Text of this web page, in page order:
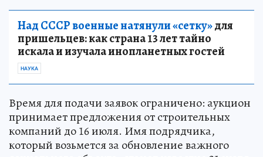
Над СССР военные натянули «сетку»для
пришельцев: как страна 13 лет тайно
искала и изучала инопланетных гостей
НАУКА
Время для подачи заявок ограничено: аукцион
принимает предложения от строительных
компаний до 16 июля. Имя подрядчика,
который возьмется за обновление важного